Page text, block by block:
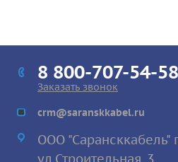
8 800-707-54-58
Заказать звонок
crm@saranskkabel.ru
ООО "Сарансккабель"